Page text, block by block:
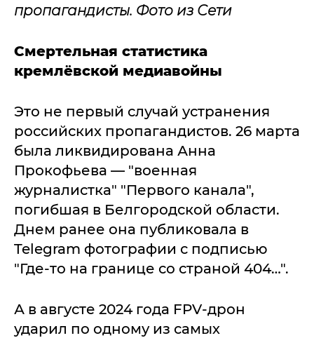
пропагандисты. Фото из Сети
Смертельная статистика
кремлёвской медиавойны
Это не первый случай устранения
российских пропагандистов. 26 марта
была ликвидирована Анна
Прокофьева — "военная
журналистка" "Первого канала",
погибшая в Белгородской области.
Днем ранее она публиковала в
Telegram фотографии с подписью
"Где-то на границе со страной 404…".
А в августе 2024 года FPV-дрон
ударил по одному из самых